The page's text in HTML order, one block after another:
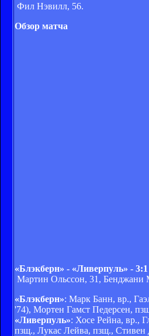
Фил Нэвилл, 56.
Обзор матча
«Блэкберн» - «Ливерпуль» - 3:1
Мартин Ольссон, 31, Бенджани
«Блэкберн»: Марк Банн, вр.,
'74), Мортен Гамст Педерсен,
«Ливерпуль»: Хосе Рейна, вр.,
пзщ., Лукас Лейва, пзщ.,